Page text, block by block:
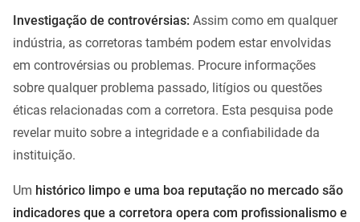
Investigação de controvérsias: Assim como em qualquer
indústria, as corretoras também podem estar envolvidas
em controvérsias ou problemas. Procure informações
sobre qualquer problema passado, litígios ou questões
éticas relacionadas com a corretora. Esta pesquisa pode
revelar muito sobre a integridade e a confiabilidade da
instituição.
Um histórico limpo e uma boa reputação no mercado são
indicadores que a corretora opera com profissionalismo e